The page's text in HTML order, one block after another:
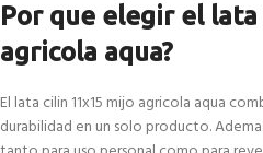
Por que elegir el
agricola aqua?
El lata cilin 11x15 mijo agricola aqua
durabilidad en un solo producto.